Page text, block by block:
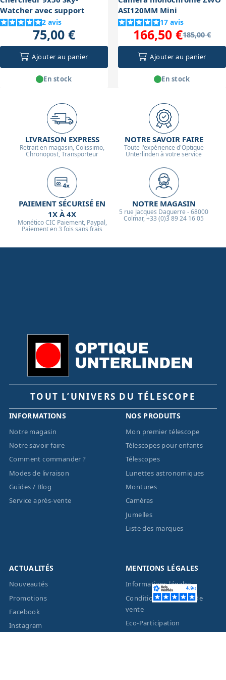
Watcher avec support
2 avis
75,00 €
Ajouter au panier
En stock
ASI120MM Mini
17 avis
185,00 €
166,50 €
Ajouter au panier
En stock
LIVRAISON EXPRESS
Retrait en magasin, Colissimo,
Chronopost, Transporteur
NOTRE SAVOIR FAIRE
Toute l'expérience d'Optique
Unterlinden à votre service
PAIEMENT SÉCURISÉ EN
1X À 4X
Monético CIC Paiement, Paypal,
Paiement en 3 fois sans frais
NOTRE MAGASIN
5 rue Jacques Daguerre - 68000
Colmar, +33 (0)3 89 24 16 05
TOUT L’UNIVERS DU TÉLESCOPE
INFORMATIONS
Notre magasin
Notre savoir faire
Comment commander ?
Modes de livraison
Guides / Blog
Service après-vente
NOS PRODUITS
Mon premier télescope
Télescopes pour enfants
Télescopes
Lunettes astronomiques
Montures
Caméras
Jumelles
Liste des marques
ACTUALITÉS
Nouveautés
Promotions
Facebook
Instagram
MENTIONS LÉGALES
Informations légales
Conditions générales de
vente
Eco-Participation